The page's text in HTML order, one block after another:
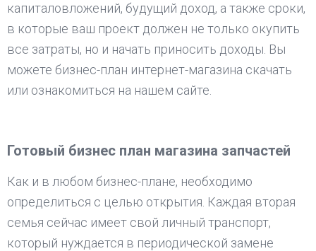
капиталовложений, будущий доход, а также сроки,
в которые ваш проект должен не только окупить
все затраты, но и начать приносить доходы. Вы
можете бизнес-план интернет-магазина скачать
или ознакомиться на нашем сайте.
Готовый бизнес план магазина запчастей
Как и в любом бизнес-плане, необходимо
определиться с целью открытия. Каждая вторая
семья сейчас имеет свой личный транспорт,
который нуждается в периодической замене